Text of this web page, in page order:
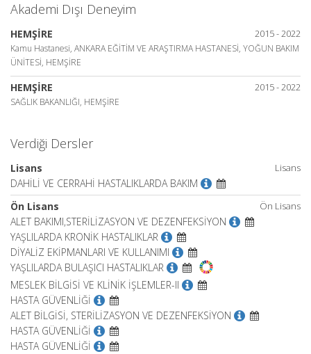
Akademi Dışı Deneyim
2015 - 2022
HEMŞİRE
Kamu Hastanesi, ANKARA EĞİTİM VE ARAŞTIRMA HASTANESİ, YOĞUN BAKIM
ÜNİTESİ, HEMŞİRE
2015 - 2022
HEMŞİRE
SAĞLIK BAKANLIĞI, HEMŞİRE
Verdiği Dersler
Lisans
Lisans
DAHİLİ VE CERRAHİ HASTALIKLARDA BAKIM
Ön Lisans
Ön Lisans
ALET BAKIMI,STERİLİZASYON VE DEZENFEKSİYON
YAŞLILARDA KRONİK HASTALIKLAR
DİYALİZ EKİPMANLARI VE KULLANIMI
YAŞLILARDA BULAŞICI HASTALIKLAR
MESLEK BİLGİSİ VE KLİNİK İŞLEMLER-II
HASTA GÜVENLİĞİ
ALET BİLGİSİ, STERİLİZASYON VE DEZENFEKSİYON
HASTA GÜVENLİĞİ
HASTA GÜVENLİĞİ